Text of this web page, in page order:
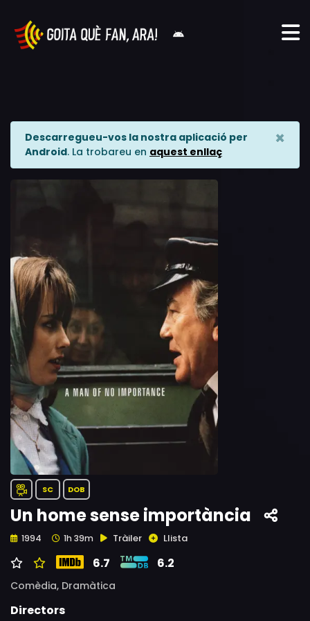
Descarregueu-vos la nostra aplicació per
Android. La trobareu en aquest enllaç
×
SC DOB
Un home sense importància
1994 1h 39m Tràiler Llista
6.7 6.2
Comèdia, Dramàtica
Directors